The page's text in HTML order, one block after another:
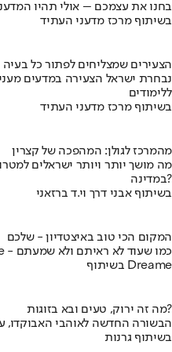
בחנו את עצמכם – אולי תהיו
בשיתוף מרכז מדעני העתיד
הצעירים שמצליחים לפתור כל
נבחרת ישראל הצעירה במדעים
ללימודים
בשיתוף מרכז מדעני העתיד
מהמרכז לגולן: המהפכה של קצרין
מה מושך יותר ויותר ישראלים
במדינה?
בשיתוף אבני דרך וי.ד ברזאני
המקום הכי טוב באיצטדיון - שלכם
המונדיאל עם מסכי Dreame - כמו שעוד לא ראיתם ולא שמעתם
בשיתוף Dreame
מה זה ירוק, טעים ובא בזוגות?
הבשורה החדשה לאוהבי האבוקדו,
בשיתוף גרנות